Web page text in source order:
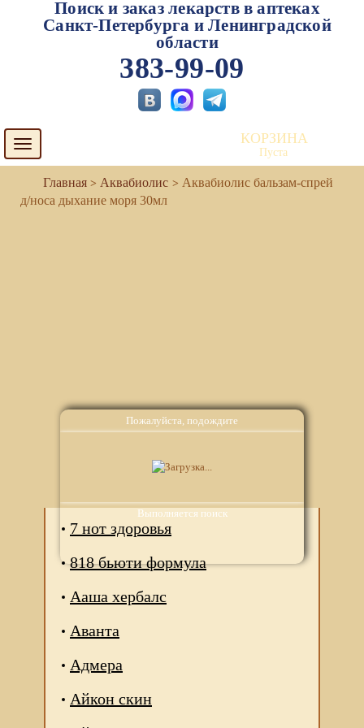
Пожалуйста, подождите
Выполняется поиск
Поиск и заказ лекарств в аптеках
Санкт-Петербурга и Ленинградской
области
383-99-09
Toggle
navigation
КОРЗИНА
Пуста
Аквабиолис
Аквабиолис бальзам-спрей
д/носа дыхание моря 30мл
7 нот здоровья
818 бьюти формула
Ааша хербалс
Аванта
Адмера
Айкон скин